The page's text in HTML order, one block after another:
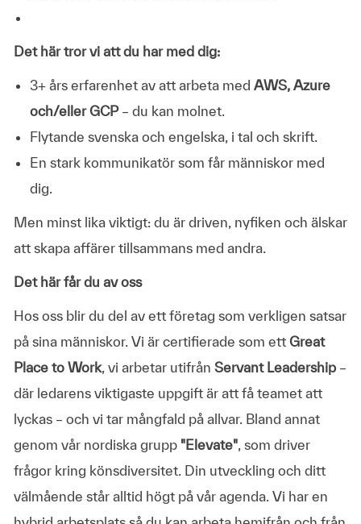
Det här tror vi att du har med dig:
3+ års erfarenhet av att arbeta med AWS, Azure
och/eller GCP – du kan molnet.
Flytande svenska och engelska, i tal och skrift.
En stark kommunikatör som får människor med
dig.
Men minst lika viktigt: du är driven, nyfiken och älskar
att skapa affärer tillsammans med andra.
Det här får du av oss
Hos oss blir du del av ett företag som verkligen satsar
på sina människor. Vi är certifierade som ett Great
Place to Work, vi arbetar utifrån Servant Leadership –
där ledarens viktigaste uppgift är att få teamet att
lyckas – och vi tar mångfald på allvar. Bland annat
genom vår nordiska grupp "Elevate", som driver
frågor kring könsdiversitet. Din utveckling och ditt
välmående står alltid högt på vår agenda. Vi har en